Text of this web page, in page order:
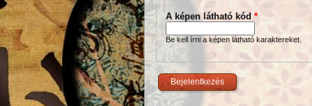
A képen látható kód *
Be kell írni a képen látható karaktereket.